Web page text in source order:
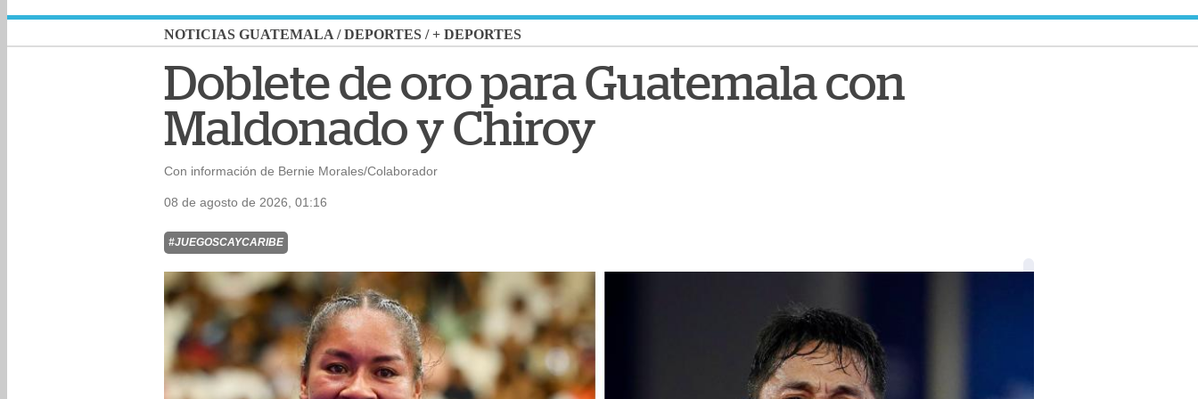
NOTICIAS GUATEMALA /DEPORTES /+ DEPORTES
Doblete de oro para Guatemala con
Maldonado y Chiroy
Con información de Bernie Morales/Colaborador
08 de agosto de 2026, 01:16
#JUEGOSCAYCARIBE